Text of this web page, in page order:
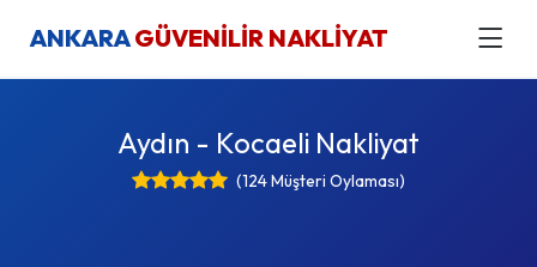
ANKARAGÜVENİLİR NAKLİYAT
Aydın - Kocaeli Nakliyat
(124 Müşteri Oylaması)